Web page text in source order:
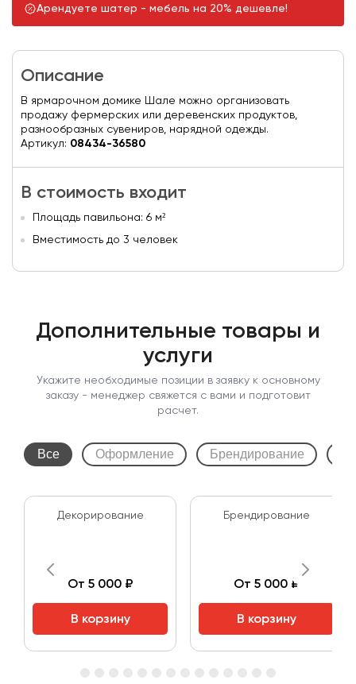
Арендуете шатер - мебель на 20% дешевле!
Описание
В ярмарочном домике Шале можно организовать
продажу фермерских или деревенских продуктов,
разнообразных сувениров, нарядной одежды.
Артикул: 08434-36580
В стоимость входит
Площадь павильона: 6 м²
Вместимость до 3 человек
Дополнительные товары и
услуги
Укажите необходимые позиции в заявку к основному
заказу - менеджер свяжется с вами и подготовит
расчет.
Все Оформление Брендирование
Декорирование
От 5 000 ₽
В корзину
Брендирование
От 5 000 ₽
В корзину